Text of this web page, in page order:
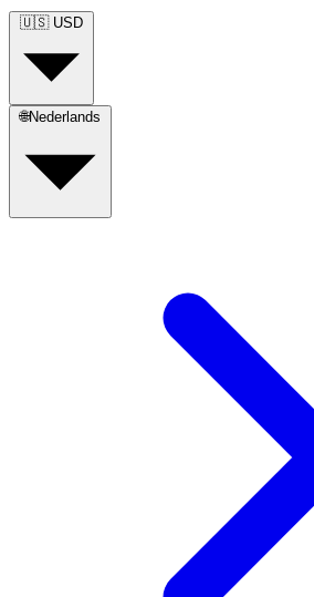
🇺🇸 USD
🌐Nederlands